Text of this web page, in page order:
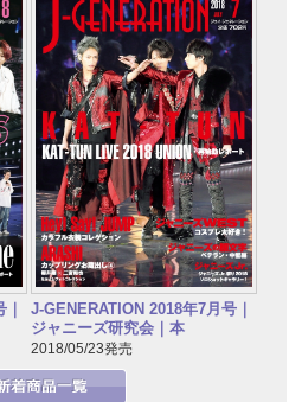
J-GENERATION 2018年7月号｜
ジャニーズ研究会｜本
2018/05/23発売